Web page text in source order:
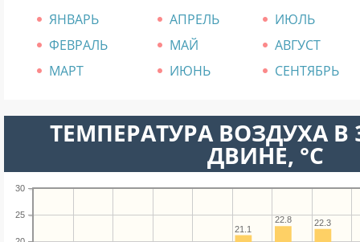
ЯНВАРЬ АПРЕЛЬ
ИЮЛЬ
ФЕВРАЛЬ
МАЙ
АВГУСТ
МАРТ
ИЮНЬ СЕНТЯБРЬ
ТЕМПЕРАТУРА ВОЗДУХА
ДВИНЕ, °C
25
30
22.3
22.8
21.1